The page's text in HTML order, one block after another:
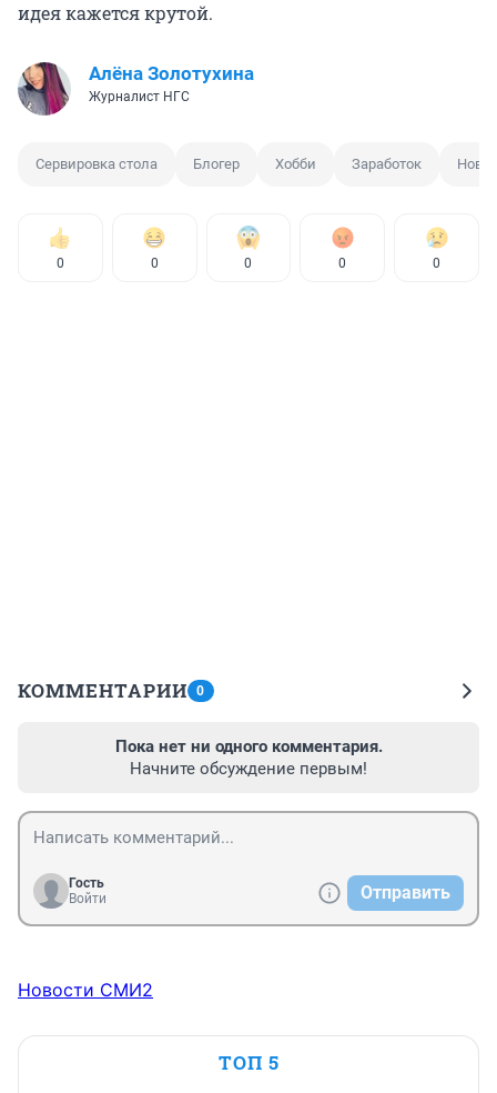
идея кажется крутой.
Алёна Золотухина
Журналист НГС
Сервировка стола Блогер Хобби Заработок
0 0 0 0 0
КОММЕНТАРИИ 0
Пока нет ни одного комментария.
Начните обсуждение первым!
Гость
Войти
Отправить
Новости СМИ2
ТОП 5